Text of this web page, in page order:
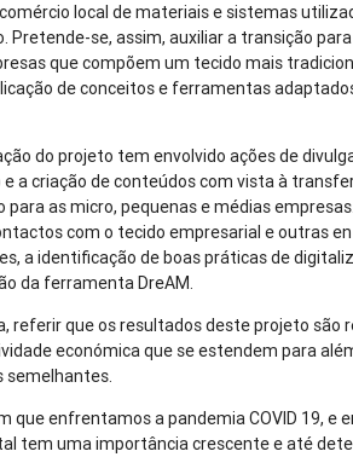
local de materiais e sistemas
Pretende-se, assim, auxiliar a transição
que compõem um tecido mais
de conceitos e ferramentas
do projeto tem envolvido ações de
a criação de conteúdos com vista à
para as micro, pequenas e médias
com o tecido empresarial e outras
a identificação de boas práticas de
da ferramenta DreAM.
referir que os resultados deste projeto são
económica que se estendem para
semelhantes.
que enfrentamos a pandemia COVID 19, e
tem uma importância crescente e até